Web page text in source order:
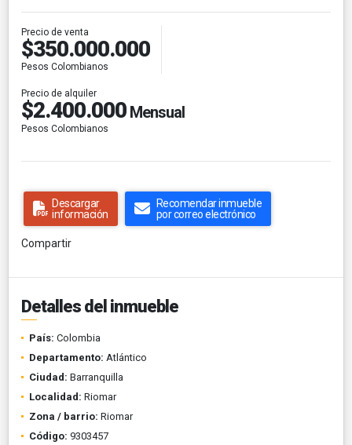
Precio de venta
$350.000.000
Pesos Colombianos
Precio de alquiler
$2.400.000 Mensual
Pesos Colombianos
Descargar
información
Recomendar inmueble
por correo electrónico
Compartir
Detalles del inmueble
País: Colombia
Departamento: Atlántico
Ciudad: Barranquilla
Localidad: Riomar
Zona / barrio: Riomar
Código: 9303457